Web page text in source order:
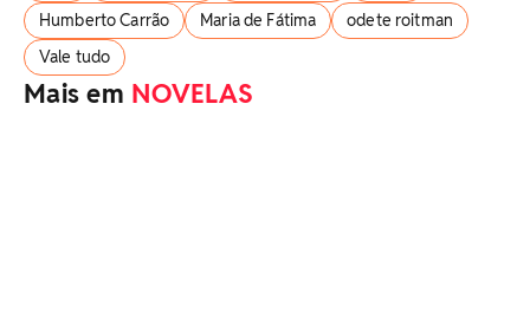
Humberto Carrão
Maria de Fátima
odete roitman
Vale tudo
Mais em NOVELAS